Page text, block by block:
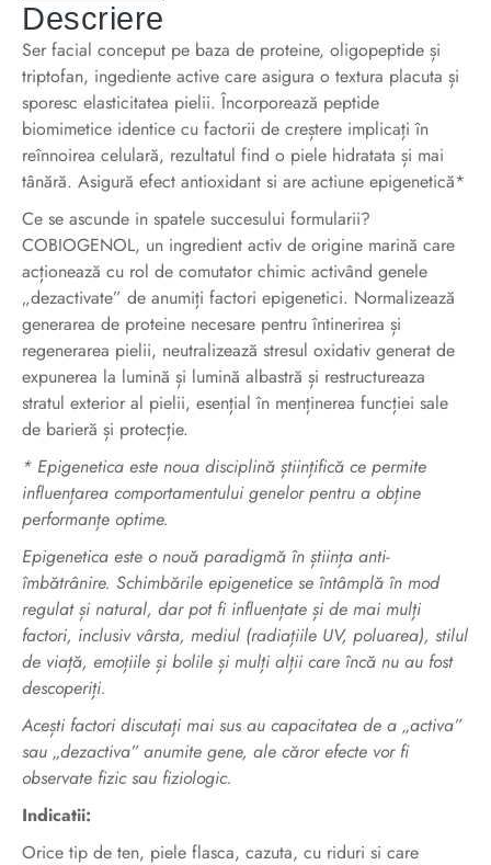
Descriere
Ser facial conceput pe baza de proteine, oligopeptide și
triptofan, ingediente active care asigura o textura placuta și
sporesc elasticitatea pielii. Încorporează peptide
biomimetice identice cu factorii de creștere implicați în
reînnoirea celulară, rezultatul find o piele hidratata și mai
tânără. Asigură efect antioxidant si are actiune epigenetică*
Ce se ascunde in spatele succesului formularii?
COBIOGENOL, un ingredient activ de origine marină care
acționează cu rol de comutator chimic activând genele
„dezactivate” de anumiți factori epigenetici. Normalizează
generarea de proteine necesare pentru întinerirea și
regenerarea pielii, neutralizează stresul oxidativ generat de
expunerea la lumină și lumină albastră și restructureaza
stratul exterior al pielii, esențial în menținerea funcției sale
de barieră și protecție.
* Epigenetica este noua disciplină științifică ce permite
influențarea comportamentului genelor pentru a obține
performanțe optime.
Epigenetica este o nouă paradigmă în știința anti-
îmbătrânire. Schimbările epigenetice se întâmplă în mod
regulat și natural, dar pot fi influențate și de mai mulți
factori, inclusiv vârsta, mediul (radiațiile UV, poluarea), stilul
de viață, emoțiile și bolile și mulți alții care încă nu au fost
descoperiți.
Acești factori discutați mai sus au capacitatea de a „activa”
sau „dezactiva” anumite gene, ale căror efecte vor fi
observate fizic sau fiziologic.
Indicatii:
Orice tip de ten, piele flasca, cazuta, cu riduri si care